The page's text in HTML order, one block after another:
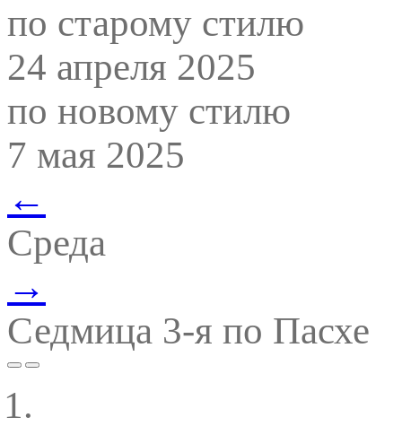
по старому стилю
24 апреля 2025
по новому стилю
7 мая 2025
←
Среда
→
Седмица 3-я по Пасхе